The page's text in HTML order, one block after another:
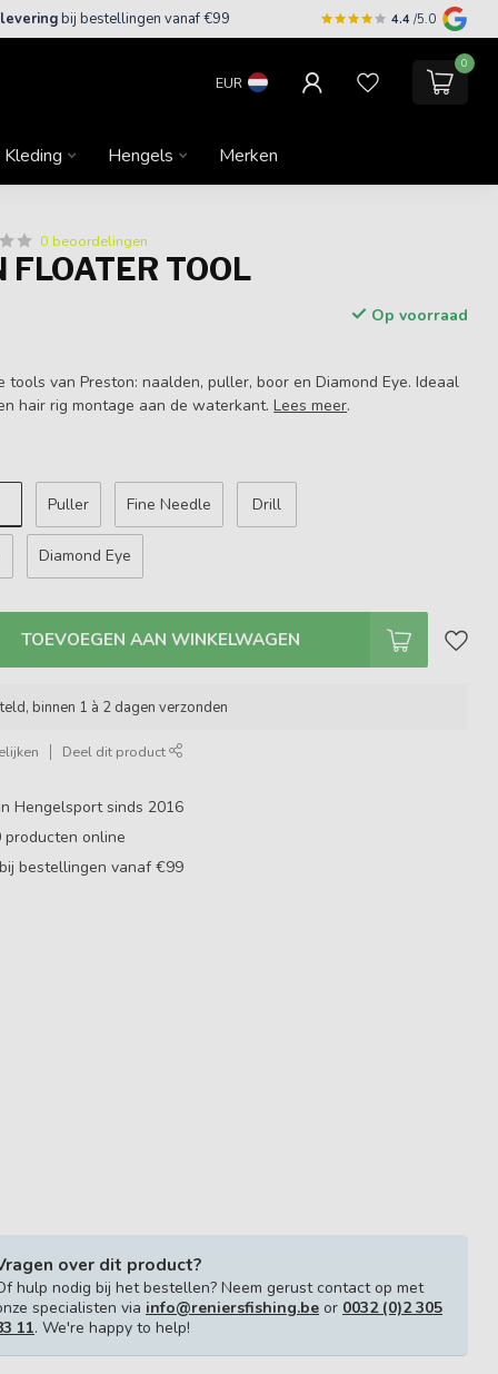
bij bestellingen vanaf €99 4.4 /5.0
EUR
0
Kleding Hengels Merken
0 beoordelingen
FLOATER TOOL
Op voorraad
tools van Preston: naalden, puller, boor en Diamond Eye. Ideaal
hair rig montage aan de waterkant.Lees meer.
Puller Fine Needle Drill
Diamond Eye
TOEVOEGEN AAN WINKELWAGEN
binnen 1 à 2 dagen verzonden
Deel dit product
Hengelsport sinds 2016
producten online
bij bestellingen vanaf €99
over dit product?
hulp nodig bij het bestellen? Neem gerust contact op met
specialisten via info@reniersfishing.be or 0032 (0)2 305
11. We're happy to help!